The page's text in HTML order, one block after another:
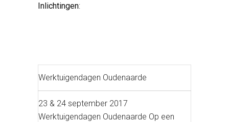
Inlichtingen:
Werktuigendagen Oudenaarde
23 & 24 september 2017
Werktuigendagen Oudenaarde Op een